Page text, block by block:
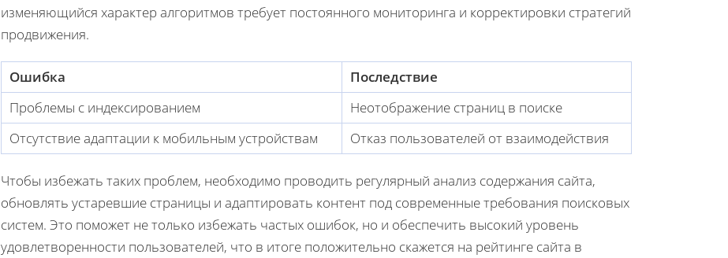
изменяющийся характер алгоритмов требует постоянного мониторинга и корректировки стратегий
продвижения.
Ошибка
Последствие
Проблемы с индексированием
Неотображение страниц в поиске
Отсутствие адаптации к мобильным устройствам
Отказ пользователей от взаимодействия
Чтобы избежать таких проблем, необходимо проводить регулярный анализ содержания сайта,
обновлять устаревшие страницы и адаптировать контент под современные требования поисковых
систем. Это поможет не только избежать частых ошибок, но и обеспечить высокий уровень
удовлетворенности пользователей, что в итоге положительно скажется на рейтинге сайта в